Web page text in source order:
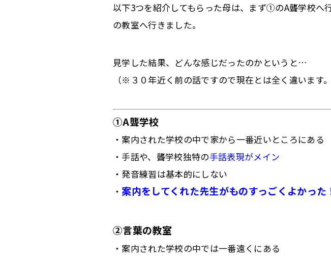
以下3つを紹介してもらった母は、まず①のA聾学校
の教室へ行きました。
見学した結果、どんな感じだったのかというと…
（※３０年近く前の話ですので現在とは全く違います
①A聾学校
・案内された学校の中で家から一番近いところにある
・手話や、聾学校独特の手話表現がメイン
・発音練習は基本的にしない
・案内をしてくれた先生がものすっごくよかった
②言葉の教室
・案内された学校の中では一番遠くにある